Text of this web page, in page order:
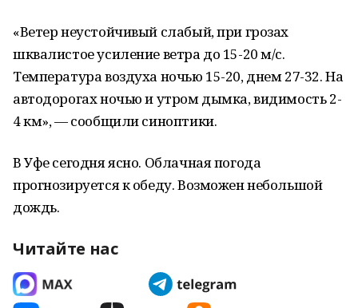
«Ветер неустойчивый слабый, при грозах
шквалистое усиление ветра до 15-20 м/с.
Температура воздуха ночью 15-20, днем 27-32. На
автодорогах ночью и утром дымка, видимость 2-
4 км», — сообщили синоптики.
В Уфе сегодня ясно. Облачная погода
прогнозируется к обеду. Возможен небольшой
дождь.
Читайте нас